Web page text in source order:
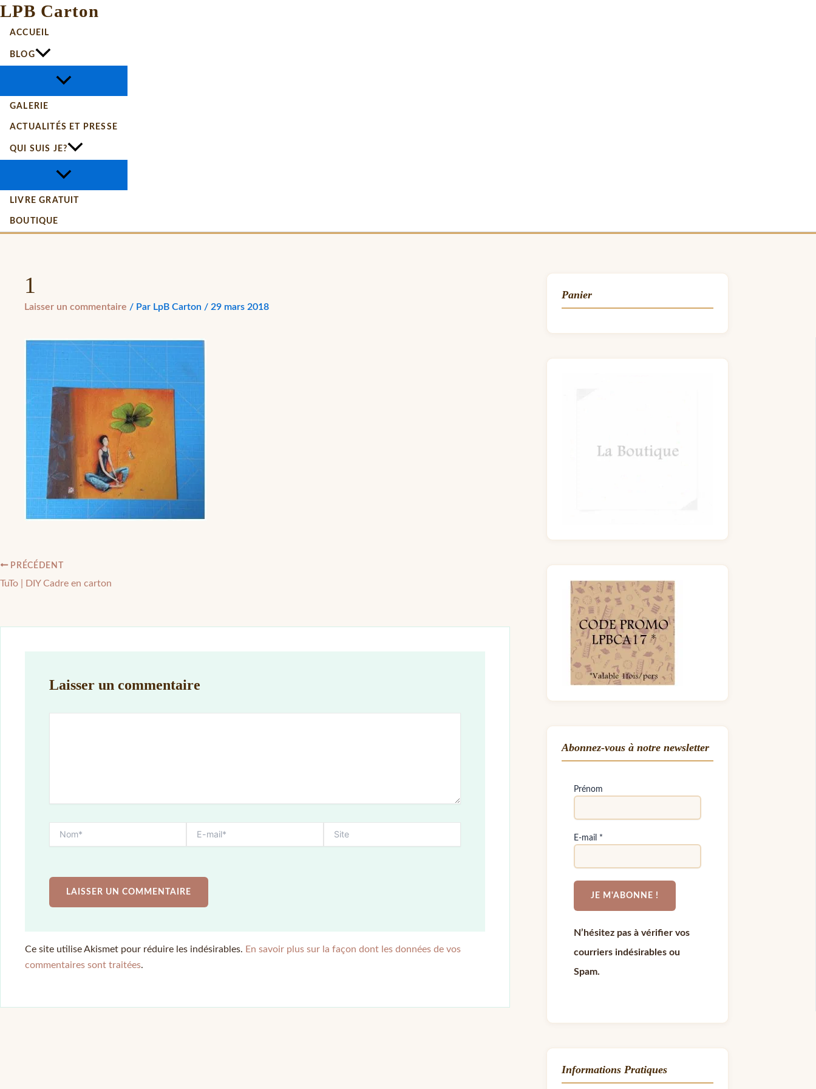
LPB Carton
ACCUEIL
BLOG
GALERIE
ACTUALITÉS ET PRESSE
QUI SUIS JE?
LIVRE GRATUIT
BOUTIQUE
1
Laisser un commentaire / Par LpB Carton / 29 mars 2018
PRÉCÉDENT
TuTo | DIY Cadre en carton
Laisser un commentaire
Ce site utilise Akismet pour réduire les indésirables. En savoir plus sur la façon dont les données de vos
commentaires sont traitées.
Panier
Abonnez-vous à notre newsletter
Prénom
E-mail *
N’hésitez pas à vérifier vos
courriers indésirables ou
Spam.
Informations Pratiques